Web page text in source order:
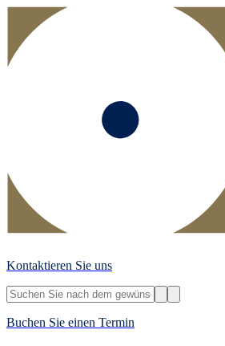
Kontaktieren Sie uns
Buchen Sie einen Termin